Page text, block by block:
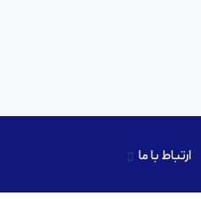
ارتباط با ما